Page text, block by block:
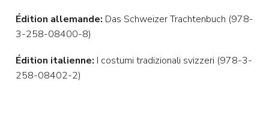
Édition allemande: Das Schweizer Trachtenbuch (978-
3-258-08400-8)
Édition italienne: I costumi tradizionali svizzeri (978-3-
258-08402-2)